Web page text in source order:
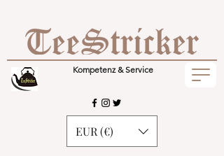
Kompetenz & Service
EUR (€)